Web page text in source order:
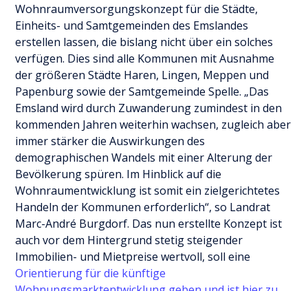
Wohnraumversorgungskonzept für die Städte,
Einheits- und Samtgemeinden des Emslandes
erstellen lassen, die bislang nicht über ein solches
verfügen. Dies sind alle Kommunen mit Ausnahme
der größeren Städte Haren, Lingen, Meppen und
Papenburg sowie der Samtgemeinde Spelle. „Das
Emsland wird durch Zuwanderung zumindest in den
kommenden Jahren weiterhin wachsen, zugleich aber
immer stärker die Auswirkungen des
demographischen Wandels mit einer Alterung der
Bevölkerung spüren. Im Hinblick auf die
Wohnraumentwicklung ist somit ein zielgerichtetes
Handeln der Kommunen erforderlich“, so Landrat
Marc-André Burgdorf. Das nun erstellte Konzept ist
auch vor dem Hintergrund stetig steigender
Immobilien- und Mietpreise wertvoll, soll eine
Orientierung für die künftige